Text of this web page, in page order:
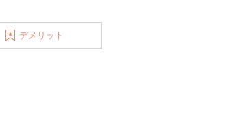
デメリット